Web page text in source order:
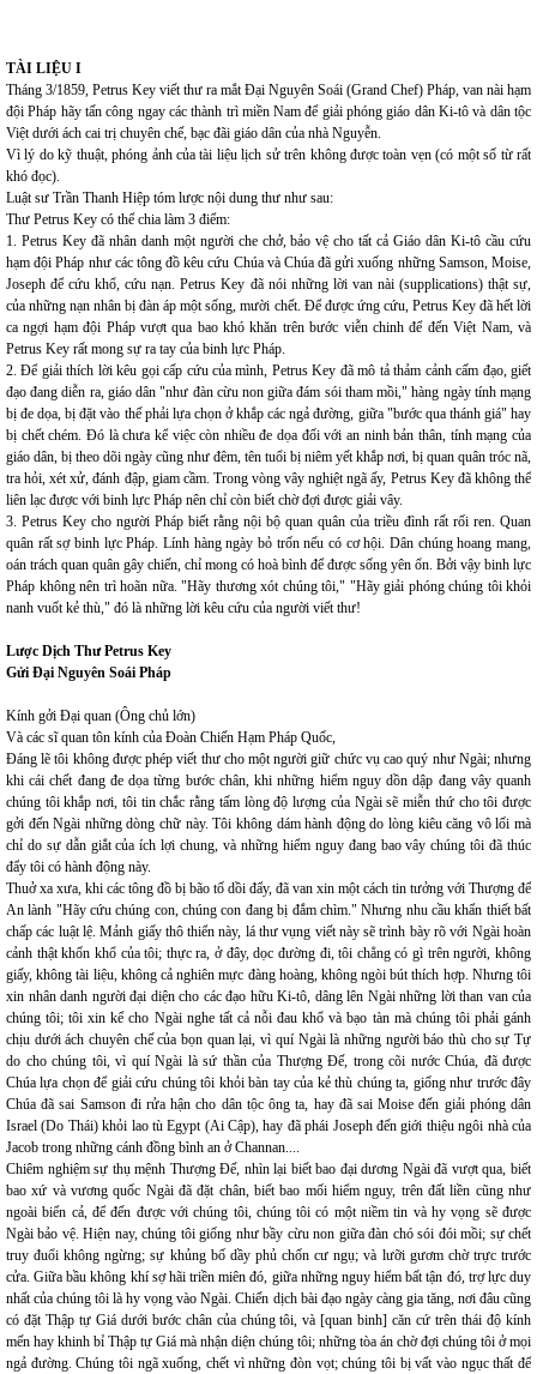
TÀI LIỆU I
Tháng 3/1859, Petrus Key viết thư ra mắt Đại Nguyên Soái (Grand Chef) Pháp, van nài hạm
đội Pháp hãy tấn công ngay các thành trì miền Nam để giải phóng giáo dân Ki-tô và dân tộc
Việt dưới ách cai trị chuyên chế, bạc đãi giáo dân của nhà Nguyễn.
Vì lý do kỹ thuật, phóng ảnh của tài liệu lịch sử trên không được toàn vẹn (có một số từ rất
khó đọc).
Luật sư Trần Thanh Hiệp tóm lược nội dung thư như sau:
Thư Petrus Key có thể chia làm 3 điểm:
1. Petrus Key đã nhân danh một người che chở, bảo vệ cho tất cả Giáo dân Ki-tô cầu cứu
hạm đội Pháp như các tông đồ kêu cứu Chúa và Chúa đã gửi xuống những Samson, Moise,
Joseph để cứu khổ, cứu nạn. Petrus Key đã nói những lời van nài (supplications) thật sự,
của những nạn nhân bị đàn áp một sống, mười chết. Để được ứng cứu, Petrus Key đã hết lời
ca ngợi hạm đội Pháp vượt qua bao khó khăn trên bước viễn chinh để đến Việt Nam, và
Petrus Key rất mong sự ra tay của binh lực Pháp.
2. Để giải thích lời kêu gọi cấp cứu của mình, Petrus Key đã mô tả thảm cảnh cấm đạo, giết
đạo đang diễn ra, giáo dân "như đàn cừu non giữa đám sói tham mồi," hàng ngày tính mạng
bị đe dọa, bị đặt vào thế phải lựa chọn ở khắp các ngả đường, giữa "bước qua thánh giá" hay
bị chết chém. Đó là chưa kể việc còn nhiều đe dọa đối với an ninh bản thân, tính mạng của
giáo dân, bị theo dõi ngày cũng như đêm, tên tuổi bị niêm yết khắp nơi, bị quan quân tróc nã,
tra hỏi, xét xử, đánh đập, giam cầm. Trong vòng vây nghiệt ngã ấy, Petrus Key đã không thể
liên lạc được với binh lực Pháp nên chỉ còn biết chờ đợi được giải vây.
3. Petrus Key cho người Pháp biết rằng nội bộ quan quân của triều đình rất rối ren. Quan
quân rất sợ binh lực Pháp. Lính hàng ngày bỏ trốn nếu có cơ hội. Dân chúng hoang mang,
oán trách quan quân gây chiến, chỉ mong có hoà bình để được sống yên ổn. Bởi vậy binh lực
Pháp không nên trì hoãn nữa. "Hãy thương xót chúng tôi," "Hãy giải phóng chúng tôi khỏi
nanh vuốt kẻ thù," đó là những lời kêu cứu của người viết thư!
Lược Dịch Thư Petrus Key
Gửi Đại Nguyên Soái Pháp
Kính gởi Đại quan (Ông chủ lớn)
Và các sĩ quan tôn kính của Đoàn Chiến Hạm Pháp Quốc,
Đáng lẽ tôi không được phép viết thư cho một người giữ chức vụ cao quý như Ngài; nhưng
khi cái chết đang đe dọa từng bước chân, khi những hiểm nguy dồn dập đang vây quanh
chúng tôi khắp nơi, tôi tin chắc rằng tấm lòng độ lượng của Ngài sẽ miễn thứ cho tôi được
gởi đến Ngài những dòng chữ này. Tôi không dám hành động do lòng kiêu căng vô lối mà
chỉ do sự dẫn giắt của ích lợi chung, và những hiểm nguy đang bao vây chúng tôi đã thúc
đẩy tôi có hành động này.
Thuở xa xưa, khi các tông đồ bị bão tố dồi đẩy, đã van xin một cách tin tưởng với Thượng đế
An lành "Hãy cứu chúng con, chúng con đang bị đắm chìm." Nhưng nhu cầu khẩn thiết bất
chấp các luật lệ. Mảnh giấy thô thiển này, lá thư vụng viết này sẽ trình bày rõ với Ngài hoàn
cảnh thật khốn khổ của tôi; thực ra, ở đây, dọc đường đi, tôi chẳng có gì trên người, không
giấy, không tài liệu, không cả nghiên mực đàng hoàng, không ngòi bút thích hợp. Nhưng tôi
xin nhân danh người đại diện cho các đạo hữu Ki-tô, dâng lên Ngài những lời than van của
chúng tôi; tôi xin kể cho Ngài nghe tất cả nỗi đau khổ và bạo tàn mà chúng tôi phải gánh
chịu dưới ách chuyên chế của bọn quan lại, vì quí Ngài là những người báo thù cho sự Tự
do cho chúng tôi, vì quí Ngài là sứ thần của Thượng Đế, trong cõi nước Chúa, đã được
Chúa lựa chọn để giải cứu chúng tôi khỏi bàn tay của kẻ thù chúng ta, giống như trước đây
Chúa đã sai Samson đi rửa hận cho dân tộc ông ta, hay đã sai Moise đến giải phóng dân
Israel (Do Thái) khỏi lao tù Egypt (Ai Cập), hay đã phái Joseph đến giới thiệu ngôi nhà của
Jacob trong những cánh đồng bình an ở Channan....
Chiêm nghiệm sự thụ mệnh Thượng Đế, nhìn lại biết bao đại dương Ngài đã vượt qua, biết
bao xứ và vương quốc Ngài đã đặt chân, biết bao mối hiểm nguy, trên đất liền cũng như
ngoài biển cả, để đến được với chúng tôi, chúng tôi có một niềm tin và hy vọng sẽ được
Ngài bảo vệ. Hiện nay, chúng tôi giống như bầy cừu non giữa đàn chó sói đói mồi; sự chết
truy đuổi không ngừng; sự khủng bố dầy phủ chốn cư ngụ; và lưỡi gươm chờ trực trước
cửa. Giữa bầu không khí sợ hãi triền miên đó, giữa những nguy hiểm bất tận đó, trợ lực duy
nhất của chúng tôi là hy vọng vào Ngài. Chiến dịch bài đạo ngày càng gia tăng, nơi đâu cũng
có đặt Thập tự Giá dưới bước chân của chúng tôi, và [quan binh] căn cứ trên thái độ kính
mến hay khinh bỉ Thập tự Giá mà nhận diện chúng tôi; những tòa án chờ đợi chúng tôi ở mọi
ngả đường. Chúng tôi ngã xuống, chết vì những đòn vọt; chúng tôi bị vất vào ngục thất để